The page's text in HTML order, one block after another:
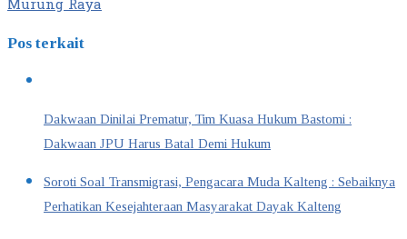
Murung Raya
Pos terkait
Dakwaan Dinilai Prematur, Tim Kuasa Hukum Bastomi :
Dakwaan JPU Harus Batal Demi Hukum
Soroti Soal Transmigrasi, Pengacara Muda Kalteng : Sebaiknya
Perhatikan Kesejahteraan Masyarakat Dayak Kalteng